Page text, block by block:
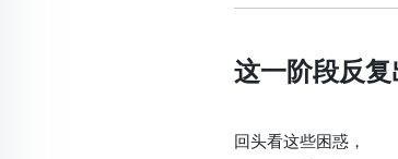
这一阶段反
回头看这些困惑，